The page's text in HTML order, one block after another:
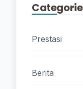
Prestasi
Berita